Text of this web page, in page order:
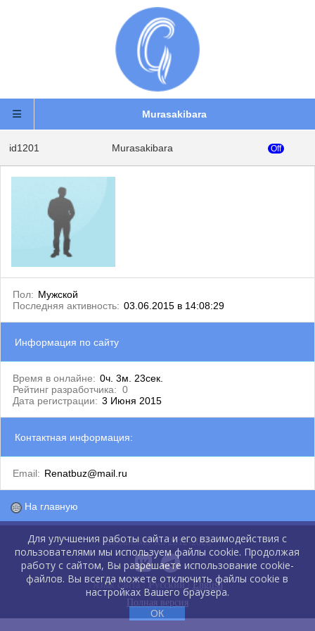
Murasakibara
id1201 Murasakibara Off
Пол: Мужской
Последняя активность: 03.06.2015 в 14:08:29
Информация по сайту
Время в онлайне: 0ч. 3м. 23сек.
Рейтинг разработчика: 0
Дата регистрации: 3 Июня 2015
Контактная информация:
Email: Renatbuz@mail.ru
На главную
GlobalCMS.Ru 2012-2026
Язык сайта :Русский| English
Полная версия
Для улучшения работы сайта и его взаимодействия с
пользователями мы используем файлы cookie. Продолжая
работу с сайтом, Вы разрешаете использование cookie-
файлов. Вы всегда можете отключить файлы cookie в
настройках Вашего браузера.
ОК